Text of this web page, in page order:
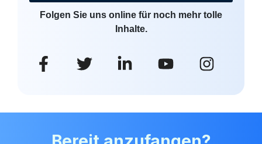
Folgen Sie uns online für noch mehr tolle
Inhalte.